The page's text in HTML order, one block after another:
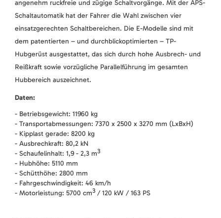
angenehm ruckfreie und zügige Schaltvorgänge. Mit der APS-
Schaltautomatik hat der Fahrer die Wahl zwischen vier
einsatzgerechten Schaltbereichen. Die E-Modelle sind mit
dem patentierten – und durchblickoptimierten – TP-
Hubgerüst ausgestattet, das sich durch hohe Ausbrech- und
Reißkraft sowie vorzügliche Parallelführung im gesamten
Hubbereich auszeichnet.
Daten:
- Betriebsgewicht: 11960 kg
- Transportabmessungen: 7370 x 2500 x 3270 mm (LxBxH)
- Kipplast gerade: 8200 kg
- Ausbrechkraft: 80,2 kN
- Schaufelinhalt: 1,9 - 2,3 m3
- Hubhöhe: 5110 mm
- Schütthöhe: 2800 mm
- Fahrgeschwindigkeit: 46 km/h
- Motorleistung: 5700 cm3 / 120 kW / 163 PS